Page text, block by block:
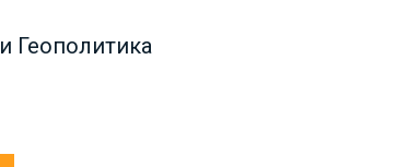
Геополитика